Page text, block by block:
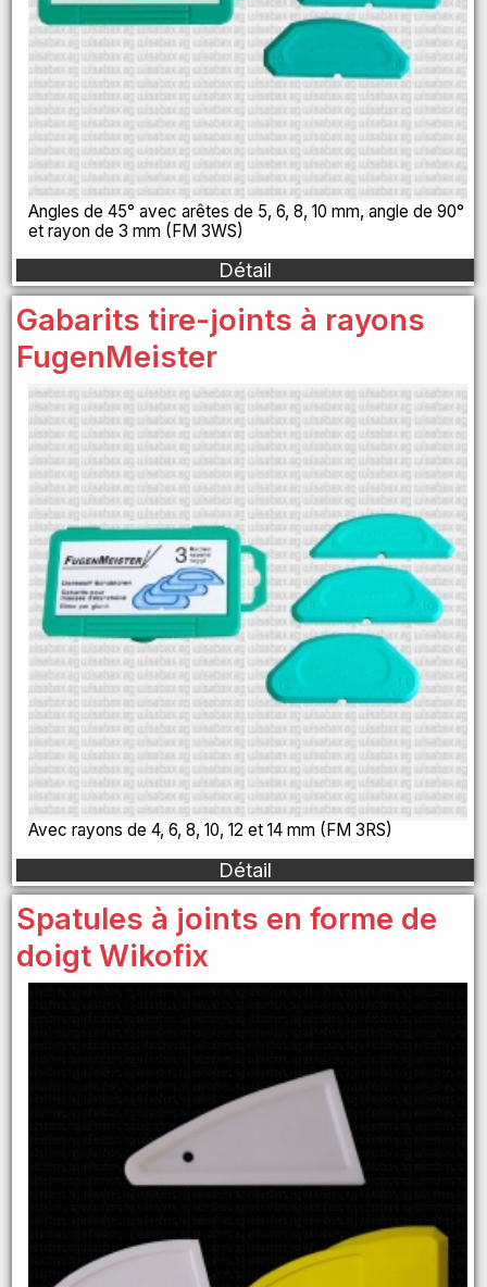
Angles de 45° avec arêtes de 5, 6, 8, 10 mm, angle de 90°
et rayon de 3 mm (FM 3WS)
Détail
Gabarits tire-joints à rayons
FugenMeister
Avec rayons de 4, 6, 8, 10, 12 et 14 mm (FM 3RS)
Détail
Spatules à joints en forme de
doigt Wikofix